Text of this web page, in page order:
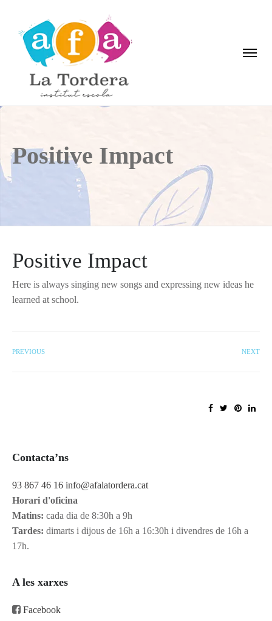
Positive Impact
Positive Impact
Here is always singing new songs and expressing new ideas he
learned at school.
PREVIOUS NEXT
Contacta’ns
93 867 46 16 info@afalatordera.cat
Horari d'oficina
Matins: cada dia de 8:30h a 9h
Tardes: dimarts i dijous de 16h a 16:30h i divendres de 16h a
17h.
A les xarxes
Facebook